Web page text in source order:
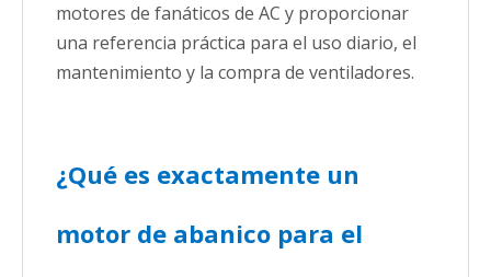
motores de fanáticos de AC y proporcionar
una referencia práctica para el uso diario, el
mantenimiento y la compra de ventiladores.
¿Qué es exactamente un
motor de abanico para el